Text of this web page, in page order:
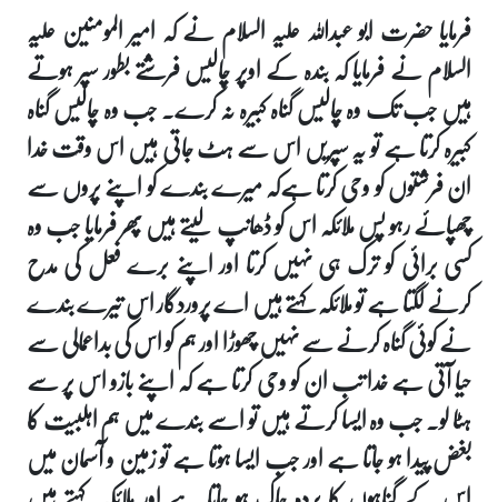
فرمایا حضرت ابو عبداللہ علیہ السلام نے کہ امیر المومنین علیہ
السلام نے فرمایا کہ بندہ کے اوپر چالیس فرشتے بطور سپر ہوتے
ہیں جب تک وہ چالیس گناہ کبیرہ نہ کرے۔ جب وہ چالیس گناہ
کبیرہ کرتا ہے تو یہ سپریں اس سے ہٹ جاتی ہیں اس وقت خدا
ان فرشتوں کو وحی کرتا ہےکہ میرے بندے کو اپنے پروں سے
چھپائے رہو پس ملائکہ اس کو ڈھانپ لیتے ہیں پھر فرمایا جب وہ
کسی برائی کو ترک ہی نہیں کرتا اور اپنے برے فعل کی مدح
کرنے لگتا ہے تو ملائکہ کہتے ہیں اے پروردگار اس تیرے بندے
نے کوئی گناہ کرنے سے نہیں چھوڑا اور ہم کو اس کی بداعمالی سے
حیا آتی ہے خدا تب ان کو وحی کرتا ہے کہ اپنے بازو اس پر سے
ہٹا لو۔ جب وہ ایسا کرتے ہیں تو اسے بندے میں ہم اہلبیت کا
بغض پیدا ہو جاتا ہے اور جب ایسا ہوتا ہے تو زمین و آسمان میں